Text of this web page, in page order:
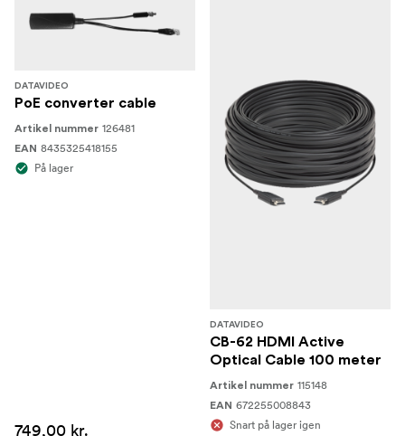
DATAVIDEO
PoE converter cable
Artikel nummer 126481
EAN 8435325418155
På lager
749,00 kr.
DATAVIDEO
CB-62 HDMI Active
Optical Cable 100 meter
Artikel nummer 115148
EAN 672255008843
Snart på lager igen